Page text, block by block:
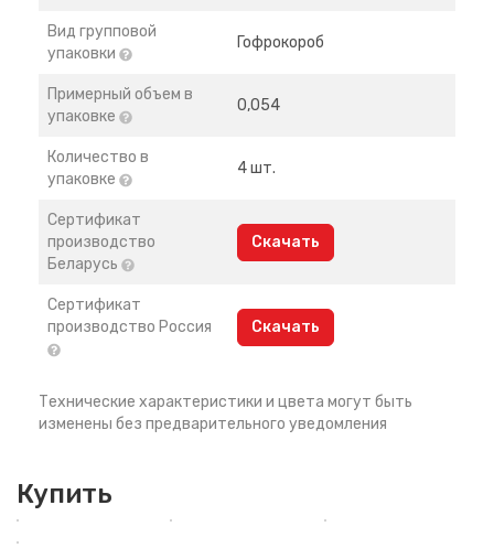
Вид групповой
упаковки
Гофрокороб
Примерный объем в
упаковке
0,054
Количество в
упаковке
4 шт.
Сертификат
производство
Беларусь
Скачать
Сертификат
производство Россия
Скачать
Технические характеристики и цвета могут быть
изменены без предварительного уведомления
Купить